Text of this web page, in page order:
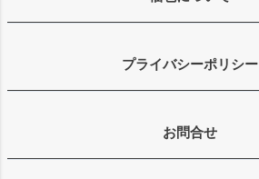
プライバシーポリシー
お問合せ